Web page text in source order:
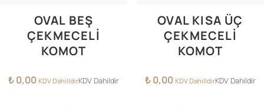
OVAL BEŞ
ÇEKMECELI
KOMOT
₺0,00 KDV DahilldirKDV Dahildir
OVAL KISA ÜÇ
ÇEKMECELI
KOMOT
₺0,00 KDV DahilldirKDV Dahildir